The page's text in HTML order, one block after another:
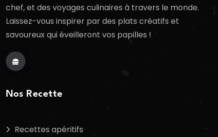
chef, et des voyages culinaires à travers le monde.
Laissez-vous inspirer par des plats créatifs et
savoureux qui éveilleront vos papilles !
Nos Recette
Recettes apéritifs